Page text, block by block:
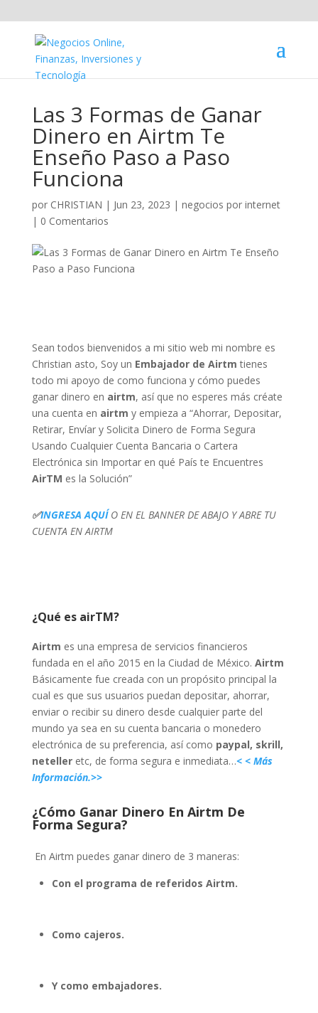
Las 3 Formas de Ganar
Dinero en Airtm Te
Enseño Paso a Paso
Funciona
por CHRISTIAN | Jun 23, 2023 | negocios por internet
| 0 Comentarios
Sean todos bienvenidos a mi sitio web mi nombre es
Christian asto, Soy un Embajador de Airtm tienes
todo mi apoyo de como funciona y cómo puedes
ganar dinero en airtm, así que no esperes más créate
una cuenta en airtm y empieza a “Ahorrar, Depositar,
Retirar, Envíar y Solicita Dinero de Forma Segura
Usando Cualquier Cuenta Bancaria o Cartera
Electrónica sin Importar en qué País te Encuentres
AirTM es la Solución”
✅INGRESA AQUÍO EN EL BANNER DE ABAJO Y ABRE TU
CUENTA EN AIRTM
¿Qué es airTM?
Airtm es una empresa de servicios financieros
fundada en el año 2015 en la Ciudad de México. Airtm
Básicamente fue creada con un propósito principal la
cual es que sus usuarios puedan depositar, ahorrar,
enviar o recibir su dinero desde cualquier parte del
mundo ya sea en su cuenta bancaria o monedero
electrónica de su preferencia, así como paypal, skrill,
netelleretc, de forma segura e inmediata…< < Más
Información.>>
¿Cómo Ganar Dinero En Airtm De
Forma Segura?
En Airtm puedes ganar dinero de 3 maneras:
Con el programa de referidos Airtm.
Como cajeros.
Y como embajadores.